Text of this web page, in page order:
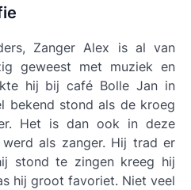
Zanger Alex is al van
geweest met muziek en
hij bij café Bolle Jan in
bekend stond als de kroeg
Het is dan ook in deze
als zanger. Hij trad er
stond te zingen kreeg hij
hij groot favoriet. Niet veel